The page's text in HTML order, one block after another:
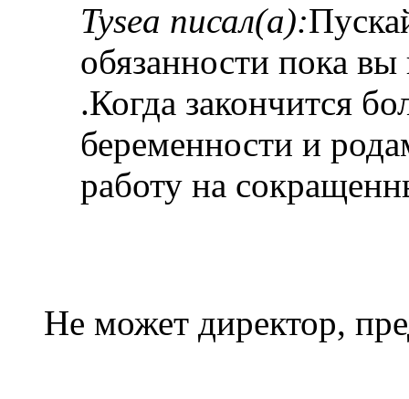
Tysea писал(а):
обязанности пока
.Когда закончится
беременности и
работу на
Не может директор,